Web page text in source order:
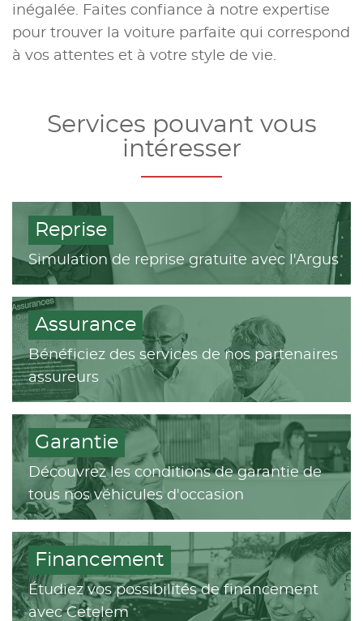
inégalée. Faites confiance à notre expertise
pour trouver la voiture parfaite qui correspond
à vos attentes et à votre style de vie.
Services pouvant vous
intéresser
Reprise
Simulation de reprise gratuite avec l'Argus
Assurance
Bénéficiez des services de nos partenaires
assureurs
Garantie
Découvrez les conditions de garantie de
tous nos véhicules d'occasion
Financement
Étudiez vos possibilités de financement
avec Cetelem